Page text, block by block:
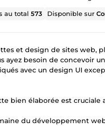
au total573 Disponible sur
et design de sites web,
ayez besoin de concevoir
avec un design UI
bien élaborée est
du développement